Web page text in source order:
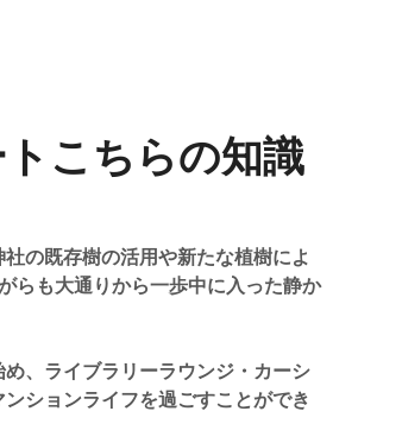
こちらの知識
の既存樹の活用や新たな植樹によ
らも大通りから一歩中に入った静か
、ライブラリーラウンジ・カーシ
ションライフを過ごすことができ